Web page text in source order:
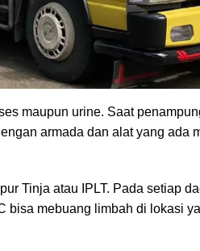
maupun urine. Saat
armada dan alat yang ada
Tinja atau IPLT. Pada setiap
bisa mebuang limbah di lokasi